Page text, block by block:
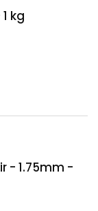
kg
- 1.75mm -